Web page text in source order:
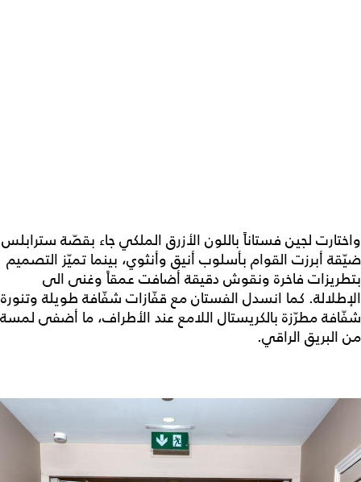
واختارت لجين فستاناً باللون الأزرق الملكي جاء بقصّة سترابلس
ضيّقة أبرزت القوام بأسلوب أنيق وأنثوي، بينما تميّز التصميم
بتطريزات فاخرة ونقوش دقيقة أضافت عمقاً وغنى الى
الإطلالة. كما انسدل الفستان مع قفّازات شفّافة طويلة وتنورة
شفّافة مطرّزة بالكريستال اللامع عند الأطراف، ما أضفى لمسة
من البريق الراقي.